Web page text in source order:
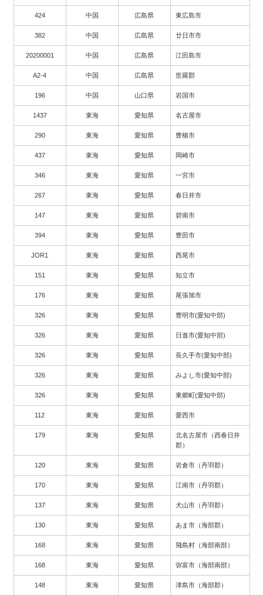
424 中国 広島県 東広島市
382 中国 広島県 廿日市市
20200001 中国 広島県 江田島市
A2-4 中国 広島県 世羅郡
196 中国 山口県 岩国市
1437 東海 愛知県 名古屋市
290 東海 愛知県 豊橋市
437 東海 愛知県 岡崎市
346 東海 愛知県 一宮市
267 東海 愛知県 春日井市
147 東海 愛知県 碧南市
394 東海 愛知県 豊田市
JOR1 東海 愛知県 西尾市
151 東海 愛知県 知立市
176 東海 愛知県 尾張旭市
326 東海 愛知県 豊明市(愛知中部)
326 東海 愛知県 日進市(愛知中部)
326 東海 愛知県 長久手市(愛知中部)
326 東海 愛知県 みよし市(愛知中部)
326 東海 愛知県 東郷町(愛知中部)
112 東海 愛知県 愛西市
179 東海 愛知県
北名古屋市（西春日井
郡）
120 東海 愛知県 岩倉市（丹羽郡）
170 東海 愛知県 江南市（丹羽郡）
137 東海 愛知県 犬山市（丹羽郡）
130 東海 愛知県 あま市（海部郡）
168 東海 愛知県 飛島村（海部南部）
168 東海 愛知県 弥富市（海部南部）
148 東海 愛知県 津島市（海部郡）